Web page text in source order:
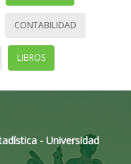
CONTABILIDAD
LIBROS
- Universidad